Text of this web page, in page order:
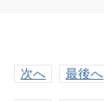
次へ
最後へ